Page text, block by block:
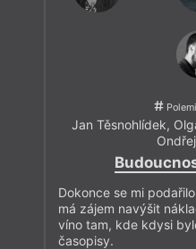
Jan Těsnohlídek,
Dokonce se mi
má zájem navýšit
víno tam, kde kdysi
časopisy.